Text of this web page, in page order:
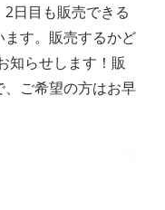
日目も販売できる
す。販売するかど
知らせします！販
ご希望の方はお早